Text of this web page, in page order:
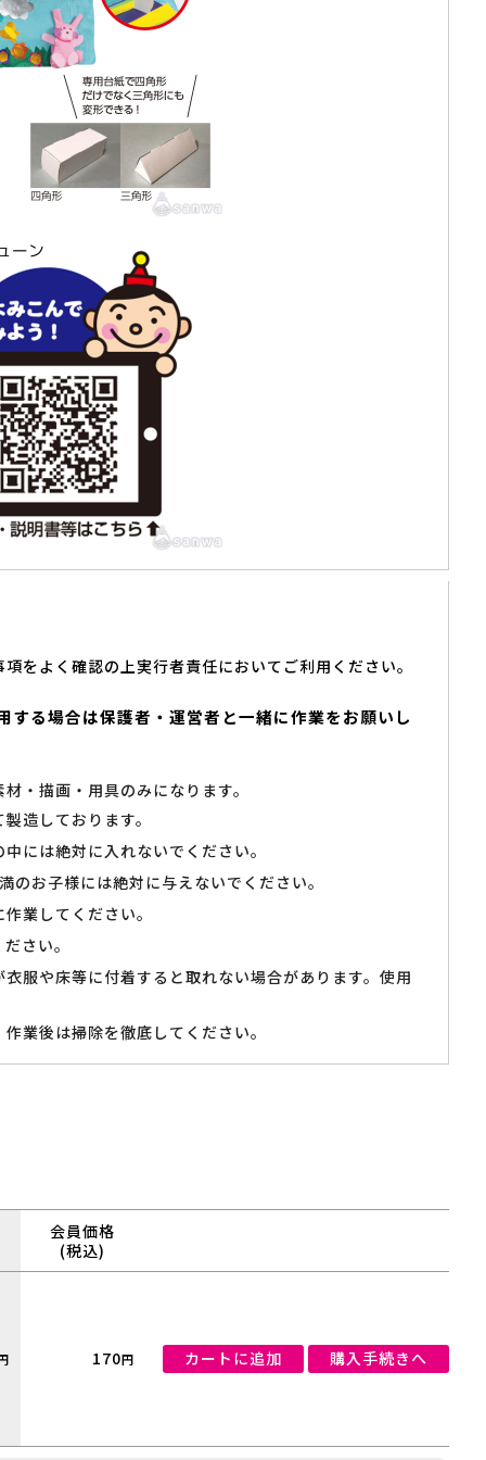
をよく確認の上実行者責任においてご利用ください。
する場合は保護者・運営者と一緒に作業をお願いし
・描画・用具のみになります。
造しております。
には絶対に入れないでください。
のお子様には絶対に与えないでください。
業してください。
さい。
服や床等に付着すると取れない場合があります。使用
業後は掃除を徹底してください。
会員価格
(税込)
170円 カートに追加 購入手続きへ